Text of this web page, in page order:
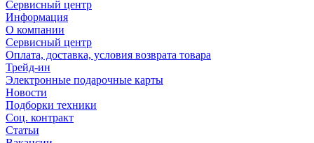
Сервисный центр
Информация
О компании
Сервисный центр
Оплата, доставка, условия возврата товара
Трейд-ин
Электронные подарочные карты
Новости
Подборки техники
Соц. контракт
Статьи